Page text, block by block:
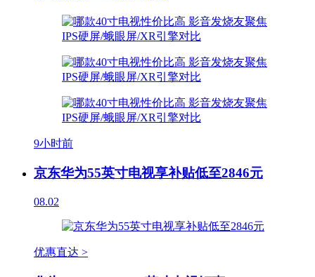
9小时前
京东华为55英寸电视享补贴低至2846元
08.02
优惠直达 >